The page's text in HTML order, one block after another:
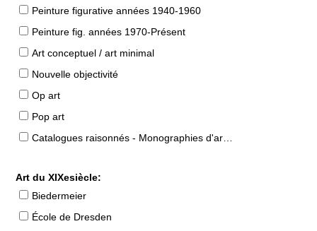
Peinture figurative années 1940-1960
Peinture fig. années 1970-Présent
Art conceptuel / art minimal
Nouvelle objectivité
Op art
Pop art
Catalogues raisonnés - Monographies d'artistes
Art du XIXesiècle:
Biedermeier
École de Dresden